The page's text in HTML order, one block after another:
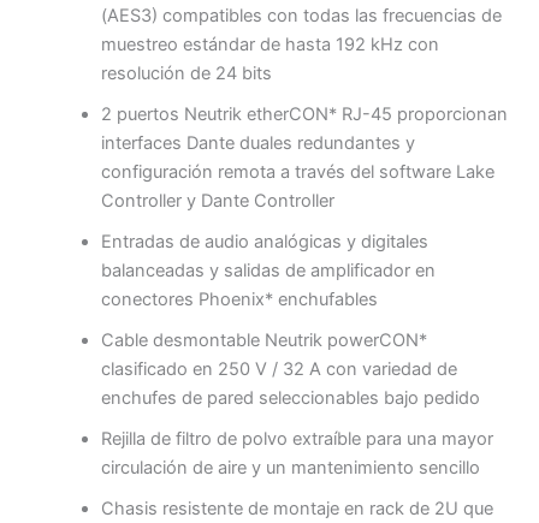
(AES3) compatibles con todas las frecuencias de
muestreo estándar de hasta 192 kHz con
resolución de 24 bits
2 puertos Neutrik etherCON* RJ-45 proporcionan
interfaces Dante duales redundantes y
configuración remota a través del software Lake
Controller y Dante Controller
Entradas de audio analógicas y digitales
balanceadas y salidas de amplificador en
conectores Phoenix* enchufables
Cable desmontable Neutrik powerCON*
clasificado en 250 V / 32 A con variedad de
enchufes de pared seleccionables bajo pedido
Rejilla de filtro de polvo extraíble para una mayor
circulación de aire y un mantenimiento sencillo
Chasis resistente de montaje en rack de 2U que